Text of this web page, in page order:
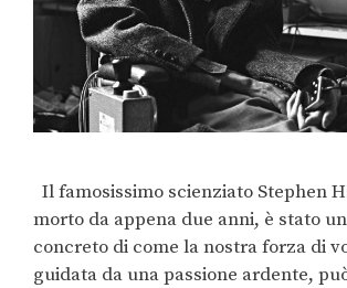
Il famosissimo scienziato Stephen
morto da appena due anni, è stato
concreto di come la nostra forza di
guidata da una passione ardente,